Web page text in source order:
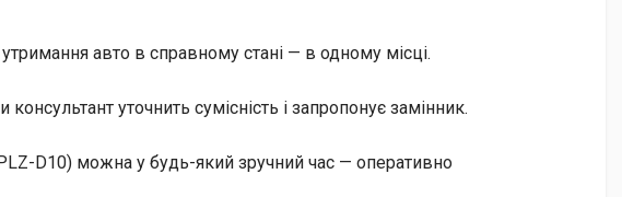
авто в справному стані — в одному місці.
уточнить сумісність і запропонує замінник.
D10) можна у будь-який зручний час — оперативно